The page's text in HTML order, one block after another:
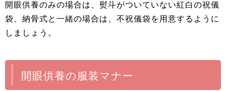
開眼供養のみの場合は、熨斗がついていない紅白の祝儀
袋、納骨式と一緒の場合は、不祝儀袋を用意するように
しましょう。
開眼供養の服装マナー